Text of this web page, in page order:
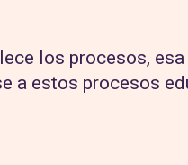
los procesos,
a estos procesos